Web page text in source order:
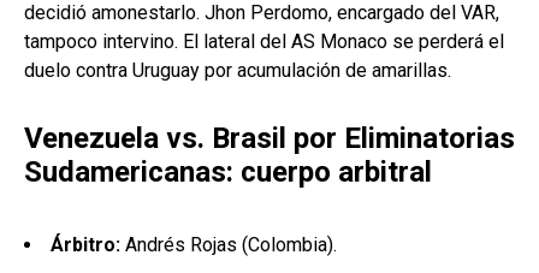
decidió amonestarlo. Jhon Perdomo, encargado del VAR,
tampoco intervino. El lateral del AS Monaco se perderá el
duelo contra Uruguay por acumulación de amarillas.
Venezuela vs. Brasil por Eliminatorias
Sudamericanas: cuerpo arbitral
Árbitro: Andrés Rojas (Colombia).